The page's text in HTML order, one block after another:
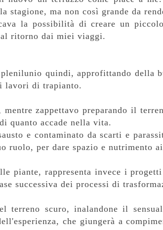
stagione, ma non così grande da
la possibilità di creare un
al ritorno dai miei viaggi.
quindi, approfittando della
lavori di trapianto.
mentre zappettavo preparando il
quanto accade nella vita.
e contaminato da scarti e
ruolo, per dare spazio e nutrimento
piante, rappresenta invece i
successiva dei processi di
terreno scuro, inalandone il
che giungerà a